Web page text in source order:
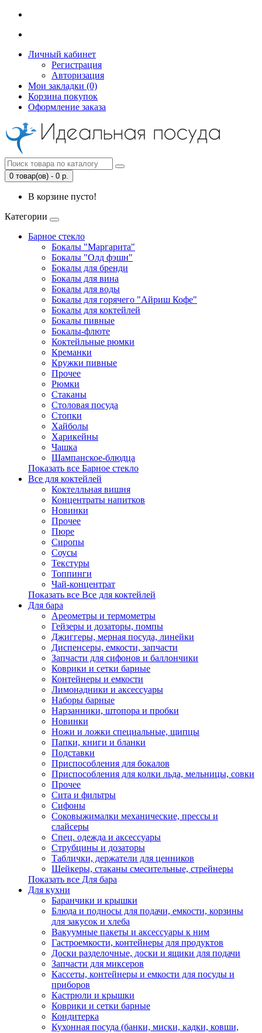
Личный кабинет
Регистрация
Авторизация
Мои закладки (0)
Корзина покупок
Оформление заказа
0 товар(ов) - 0 р.
В корзине пусто!
Категории
Барное стекло
Бокалы "Маргарита"
Бокалы "Олд фэшн"
Бокалы для бренди
Бокалы для вина
Бокалы для воды
Бокалы для горячего "Айриш Кофе"
Бокалы для коктейлей
Бокалы пивные
Бокалы-флюте
Коктейльные рюмки
Креманки
Кружки пивные
Прочее
Рюмки
Стаканы
Столовая посуда
Стопки
Хайболы
Харикейны
Чашка
Шампанское-блюдца
Показать все Барное стекло
Все для коктейлей
Коктелльная вишня
Концентраты напитков
Новинки
Прочее
Пюре
Сиропы
Соусы
Текстуры
Топпинги
Чай-концентрат
Показать все Все для коктейлей
Для бара
Ареометры и термометры
Гейзеры и дозаторы, помпы
Джиггеры, мерная посуда, линейки
Диспенсеры, емкости, запчасти
Запчасти для сифонов и баллончики
Коврики и сетки барные
Контейнеры и емкости
Лимонадники и аксессуары
Наборы барные
Нарзанники, штопора и пробки
Новинки
Ножи и ложки специальные, щипцы
Папки, книги и бланки
Подставки
Приспособления для бокалов
Приспособления для колки льда, мельницы, совки
Прочее
Сита и фильтры
Сифоны
Соковыжималки механические, прессы и
слайсеры
Спец. одежда и аксессуары
Струбцины и дозаторы
Таблички, держатели для ценников
Шейкеры, стаканы смесительные, стрейнеры
Показать все Для бара
Для кухни
Баранчики и крышки
Блюда и подносы для подачи, емкости, корзины
для закусок и хлеба
Вакуумные пакеты и аксессуары к ним
Гастроемкости, контейнеры для продуктов
Доски разделочные, доски и ящики для подачи
Запчасти для миксеров
Кассеты, контейнеры и емкости для посуды и
приборов
Кастрюли и крышки
Коврики и сетки барные
Кондитерка
Кухонная посуда (банки, миски, кадки, ковши,